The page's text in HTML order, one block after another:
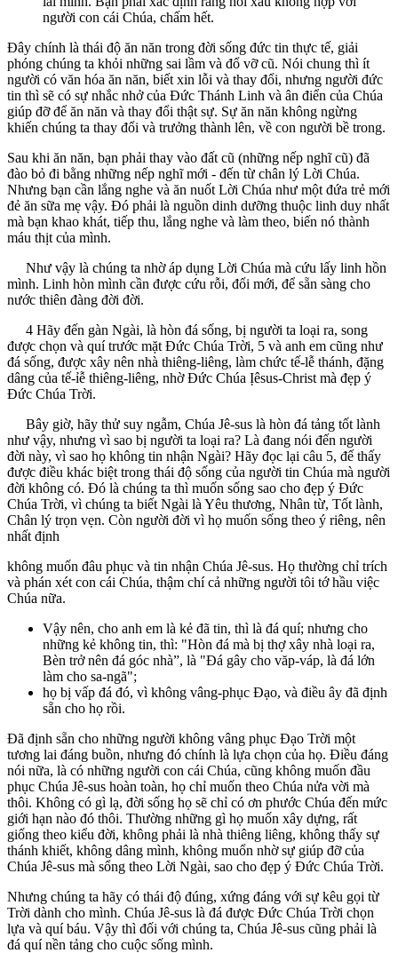
người con cái Chúa, chấm hết.
Đây chính là thái độ ăn năn trong đời sống đức tin thực tế, giải
phóng chúng ta khỏi những sai lầm và đổ vỡ cũ. Nói chung thì ít
người có văn hóa ăn năn, biết xin lỗi và thay đổi, nhưng người đức
tin thì sẽ có sự nhắc nhở của Đức Thánh Linh và ân điển của Chúa
giúp đỡ để ăn năn và thay đổi thật sự. Sự ăn năn không ngừng
khiến chúng ta thay đổi và trưởng thành lên, về con người bề trong.
Sau khi ăn năn, bạn phải thay vào đất cũ (những nếp nghĩ cũ) đã
đào bỏ đi bằng những nếp nghĩ mới - đến từ chân lý Lời Chúa.
Nhưng bạn cần lắng nghe và ăn nuốt Lời Chúa như một đứa trẻ mới
đẻ ăn sữa mẹ vậy. Đó phải là nguồn dinh dưỡng thuộc linh duy nhất
mà bạn khao khát, tiếp thu, lắng nghe và làm theo, biến nó thành
máu thịt của mình.
Như vậy là chúng ta nhờ áp dụng Lời Chúa mà cứu lấy linh hồn
mình. Linh hòn mình cần được cứu rỗi, đổi mới, để sẵn sàng cho
nước thiên đàng đời đời.
4 Hãy đến gàn Ngài, là hòn đá sống, bị người ta loại ra, song
được chọn và quí trước mặt Đức Chúa Trời, 5 và anh em cũng như
đá sống, được xây nên nhà thiêng-liêng, làm chức tế-lễ thánh, đặng
dâng của tế-ỉễ thiêng-liêng, nhờ Đức Chúa Ịêsus-Christ mà đẹp ý
Đức Chúa Trời.
Bây giờ, hãy thử suy ngẫm, Chúa Jê-sus là hòn đá tảng tốt lành
như vậy, nhưng vì sao bị người ta loại ra? Là đang nói đến người
đời này, vì sao họ không tin nhận Ngài? Hãy đọc lại câu 5, đế thấy
được điều khác biệt trong thái độ sống của người tin Chúa mà người
đời không có. Đó là chúng ta thì muốn sống sao cho đẹp ý Đức
Chúa Trời, vì chúng ta biết Ngài là Yêu thương, Nhân từ, Tốt lành,
Chân lý trọn vẹn. Còn người đời vì họ muốn sống theo ý riêng, nên
nhất định
không muốn đâu phục và tin nhận Chúa Jê-sus. Họ thường chỉ trích
và phán xét con cái Chúa, thậm chí cả những người tôi tớ hầu việc
Chúa nữa.
Vậy nên, cho anh em là kẻ đã tin, thì là đá quí; nhưng cho
những kẻ không tin, thì: "Hòn đá mà bị thợ xây nhà loại ra,
Bèn trở nên đá góc nhà”, là "Đá gây cho văp-váp, là đá lớn
làm cho sa-ngã";
họ bị vấp đá đó, vì không vâng-phục Đạo, và điều ây đã định
sẵn cho họ rồi.
Đã định sẵn cho những người không vâng phục Đạo Trời một
tương lai đáng buồn, nhưng đó chính là lựa chọn của họ. Điều đáng
nói nữa, là có những người con cái Chúa, cũng không muốn đầu
phục Chúa Jê-sus hoàn toàn, họ chỉ muốn theo Chúa nửa vời mà
thôi. Không có gì lạ, đời sống họ sẽ chỉ có ơn phước Chúa đến mức
giới hạn nào đó thôi. Thường những gì họ muốn xây dựng, rất
giống theo kiểu đời, không phải là nhà thiêng liêng, không thấy sự
thánh khiết, không dâng mình, không muổn nhờ sự giúp đỡ của
Chúa Jê-sus mà sổng theo Lời Ngài, sao cho đẹp ý Đức Chúa Trời.
Nhưng chúng ta hãy có thái độ đúng, xứng đáng với sự kêu gọi từ
Trời dành cho mình. Chúa Jê-sus là đá được Đức Chúa Trời chọn
lựa và quí báu. Vậy thì đối với chúng ta, Chúa Jê-sus cũng phải là
đá quí nền tảng cho cuộc sống mình.